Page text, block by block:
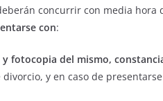
concurrir con media
con:
fotocopia del mismo,
y en caso de